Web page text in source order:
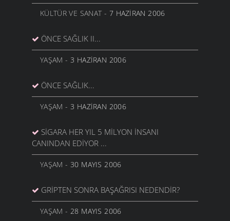
KÜLTÜR VE SANAT- 7 HAZIRAN 2006
ÖNCE SAĞLIK II...
YAŞAM - 3 HAZIRAN 2006
ÖNCE SAĞLIK...
YAŞAM - 3 HAZIRAN 2006
SIGARA HER YIL 5 MILYON İNSANI
CANINDAN EDIYOR ...
YAŞAM - 30 MAYIS 2006
GRIPTEN SONRA BAŞAĞRISI NEDENDIR?
YAŞAM - 28 MAYIS 2006